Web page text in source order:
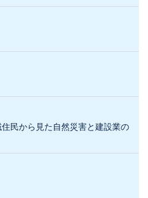
住民から見た自然災害と建設業の